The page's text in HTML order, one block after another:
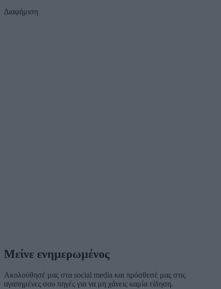
Διαφήμιση
Μείνε ενημερωμένος
Ακολούθησέ μας στα social media και πρόσθεσέ μας στις
αγαπημένες σου πηγές για να μη χάνεις καμία είδηση.